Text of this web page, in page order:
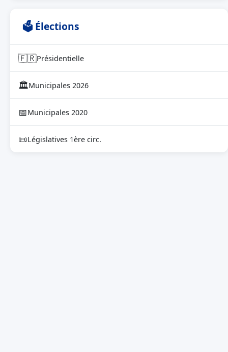
🗳 Élections
🇫🇷Présidentielle
🏛Municipales 2026
📅Municipales 2020
📜Législatives 1ère circ.